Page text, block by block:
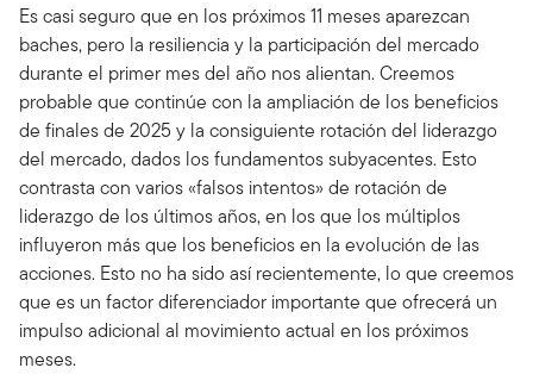
Es casi seguro que en los próximos 11 meses aparezcan
baches, pero la resiliencia y la participación del mercado
durante el primer mes del año nos alientan. Creemos
probable que continúe con la ampliación de los beneficios
de finales de 2025 y la consiguiente rotación del liderazgo
del mercado, dados los fundamentos subyacentes. Esto
contrasta con varios «falsos intentos» de rotación de
liderazgo de los últimos años, en los que los múltiplos
influyeron más que los beneficios en la evolución de las
acciones. Esto no ha sido así recientemente, lo que creemos
que es un factor diferenciador importante que ofrecerá un
impulso adicional al movimiento actual en los próximos
meses.